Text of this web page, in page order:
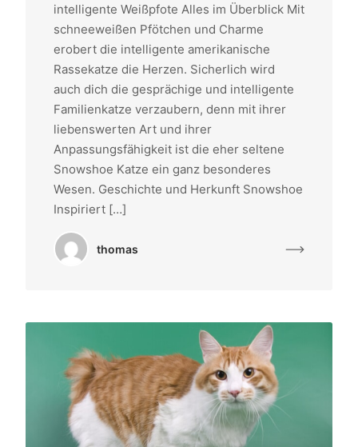
intelligente Weißpfote Alles im Überblick Mit
schneeweißen Pfötchen und Charme
erobert die intelligente amerikanische
Rassekatze die Herzen. Sicherlich wird
auch dich die gesprächige und intelligente
Familienkatze verzaubern, denn mit ihrer
liebenswerten Art und ihrer
Anpassungsfähigkeit ist die eher seltene
Snowshoe Katze ein ganz besonderes
Wesen. Geschichte und Herkunft Snowshoe
Inspiriert […]
thomas